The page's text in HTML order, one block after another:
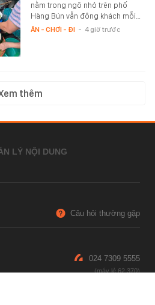
nằm trong ngõ nhỏ trên phố
Hàng Bún vẫn đông khách mỗi…
ĂN - CHƠI - ĐI - 4 giờ trước
thêm
LÝ NỘI DUNG
Câu hỏi thường gặp
024 7309 5555